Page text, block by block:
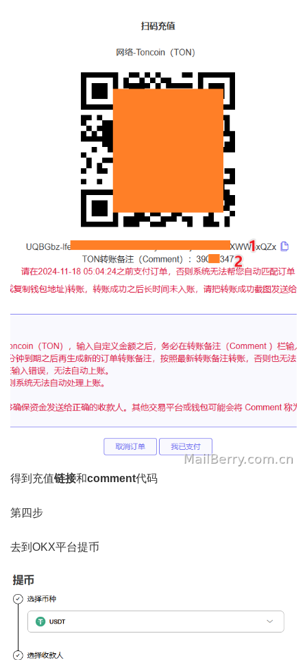
得到充值链接和comment代码
第四步
去到OKX平台提币